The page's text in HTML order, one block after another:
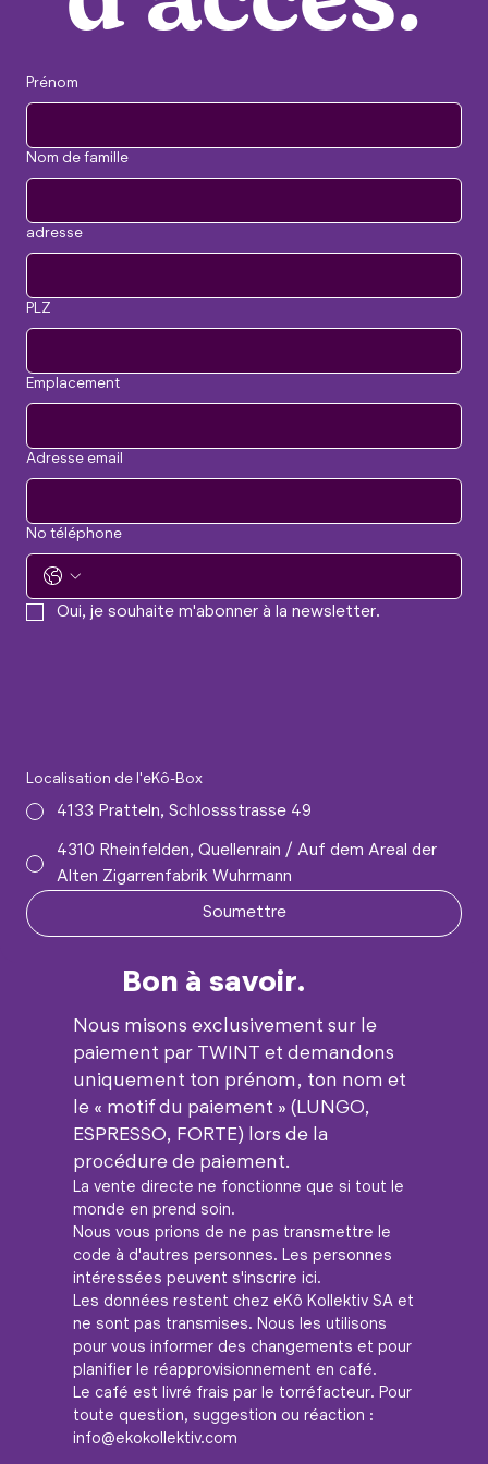
Prénom
Nom de famille
adresse
PLZ
Emplacement
Adresse email
No téléphone
Oui, je souhaite m'abonner à la newsletter.
Localisation de l'eKô-Box
4133 Pratteln, Schlossstrasse 49
4310 Rheinfelden, Quellenrain / Auf dem Areal der
Alten Zigarrenfabrik Wuhrmann
Soumettre
Bon à savoir.
Nous misons exclusivement sur le
paiement par TWINT et demandons
uniquement ton prénom, ton nom et
le « motif du paiement » (LUNGO,
ESPRESSO, FORTE) lors de la
procédure de paiement.
La vente directe ne fonctionne que si tout le
monde en prend soin.
Nous vous prions de ne pas transmettre le
code à d'autres personnes. Les personnes
intéressées peuvent s'inscrire ici.
Les données restent chez eKô Kollektiv SA et
ne sont pas transmises. Nous les utilisons
pour vous informer des changements et pour
planifier le réapprovisionnement en café.
Le café est livré frais par le torréfacteur. Pour
toute question, suggestion ou réaction :
info@ekokollektiv.com